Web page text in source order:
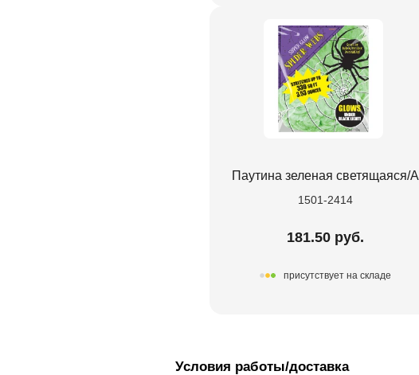
Паутина зеленая светящаяся/A
1501-2414
181.50 руб.
присутствует на складе
Условия работы/доставка